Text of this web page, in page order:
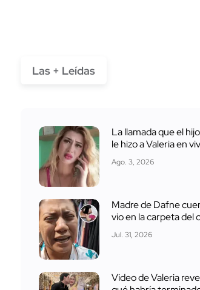
Las + Leídas
La llamada que el
le hizo a Valeria en
Ago. 3, 2026
Madre de Dafne
vio en la carpeta del
Jul. 31, 2026
Video de Valeria